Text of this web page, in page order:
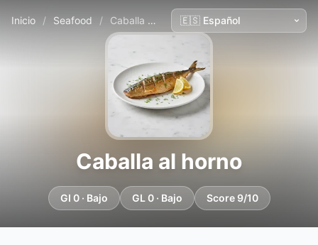
Inicio / Seafood / Caballa al horno
Caballa al horno
GI 0 · Bajo GL 0 · Bajo Score 9/10